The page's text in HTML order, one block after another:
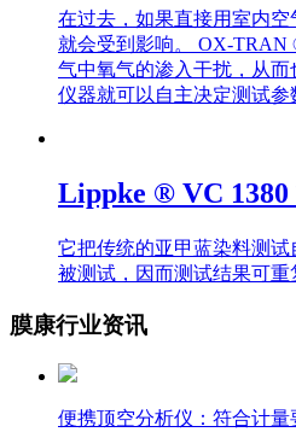
在过去，如果直接用室内
就会受到影响。 OX-TRAN
气中氧气的渗入干扰，从
仪器就可以自主决定测试
Lippke ® VC
它把传统的亚甲蓝染料测
被测试，因而测试结果可重
膜康行业资讯
便携顶空分析仪：符合计